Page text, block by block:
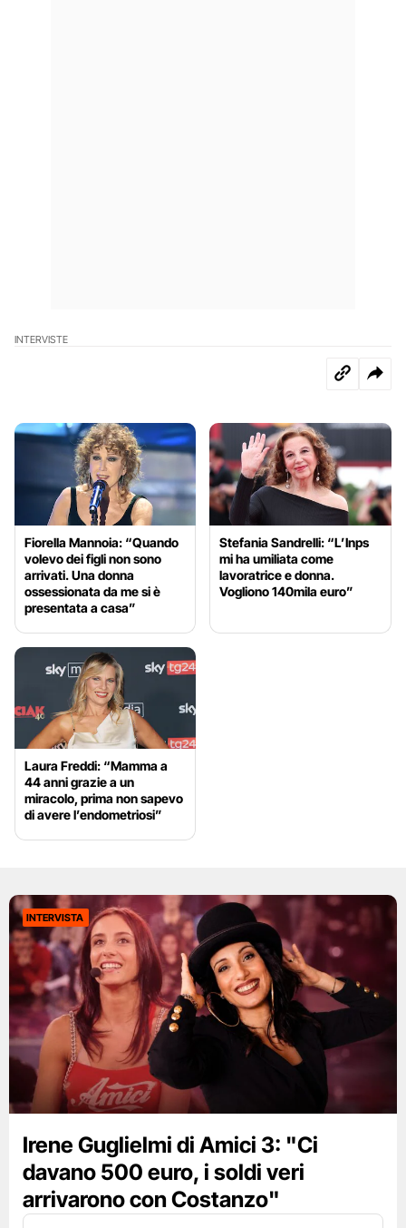
INTERVISTE
Fiorella Mannoia: “Quando
volevo dei figli non sono
arrivati. Una donna
ossessionata da me si è
presentata a casa”
Stefania Sandrelli: “L’Inps
mi ha umiliata come
lavoratrice e donna.
Vogliono 140mila euro”
Laura Freddi: “Mamma a
44 anni grazie a un
miracolo, prima non sapevo
di avere l’endometriosi”
INTERVISTA
Irene Guglielmi di Amici 3: "Ci
davano 500 euro, i soldi veri
arrivarono con Costanzo"